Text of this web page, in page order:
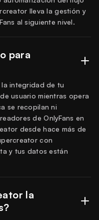
lleva la gestión y
al siguiente nivel.
para
integridad de tu
usuario mientras opera
se recopilan ni
de OnlyFans en
desde hace más de
con
y tus datos están
la